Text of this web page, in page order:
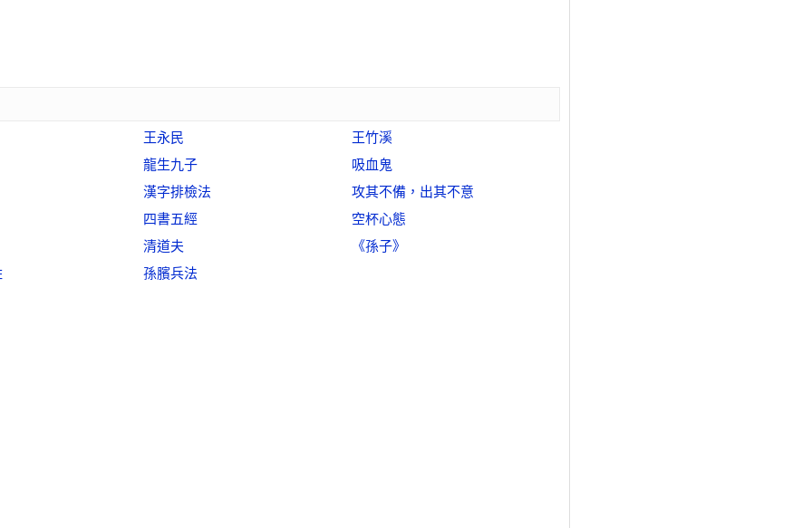
王永民
王竹溪
龍生九子
吸血鬼
漢字排檢法
攻其不備，出其不意
四書五經
空杯心態
清道夫
《孫子》
孫臏兵法